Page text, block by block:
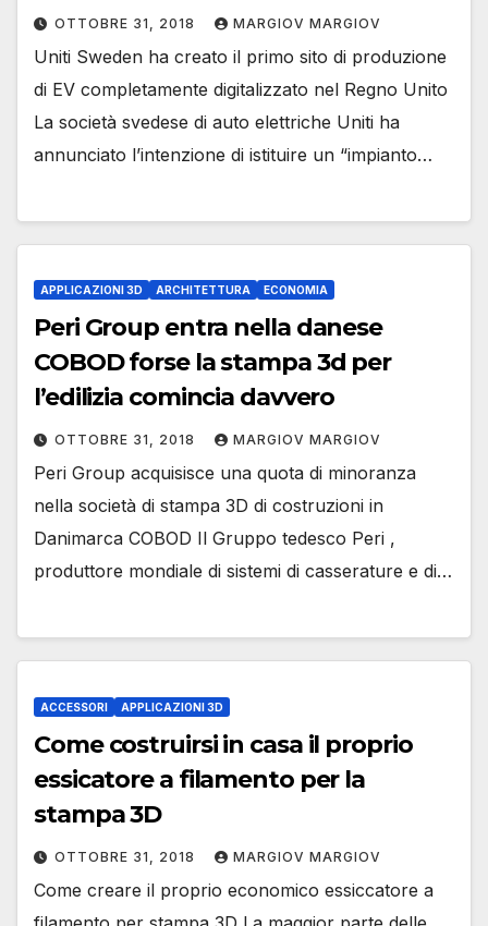
OTTOBRE 31, 2018 MARGIOV MARGIOV
Uniti Sweden ha creato il primo sito di produzione
di EV completamente digitalizzato nel Regno Unito
La società svedese di auto elettriche Uniti ha
annunciato l’intenzione di istituire un “impianto…
APPLICAZIONI 3D ARCHITETTURA ECONOMIA
Peri Group entra nella danese
COBOD forse la stampa 3d per
l’edilizia comincia davvero
OTTOBRE 31, 2018 MARGIOV MARGIOV
Peri Group acquisisce una quota di minoranza
nella società di stampa 3D di costruzioni in
Danimarca COBOD Il Gruppo tedesco Peri ,
produttore mondiale di sistemi di casserature e di…
ACCESSORI APPLICAZIONI 3D
Come costruirsi in casa il proprio
essicatore a filamento per la
stampa 3D
OTTOBRE 31, 2018 MARGIOV MARGIOV
Come creare il proprio economico essiccatore a